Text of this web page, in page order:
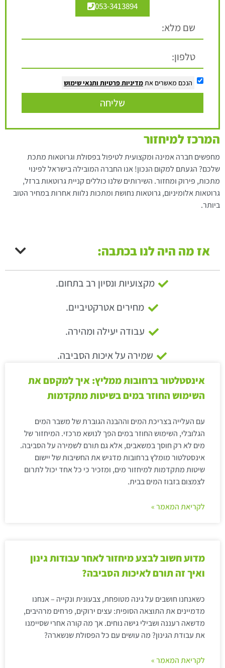
053-3413894
הנכם מאשרים אתמדיניות פרטיות ותנאי שימוש
שליחה
המרכז למיחזור
מחפשים חברה אמינה ומקצועית לטיפול בפסולת וגרוטאות מתכת
שלכם? הגעתם למקום הנכון! אנו החברה המובילה בישראל לפינוי
מתכות, פירוק ומחזור. השירותים שלנו כוללים קניית גרוטאות ברזל,
גרוטאות אלומיניום, גרוטאות נחושת ומתכות נלוות אחרות במחיר הטוב
ביותר.
אז מה היה לנו בכתבה:
מקצועיות ונסיון רב בתחום.
מחירים אטרקטיביים.
עבודה יעילה ומהירה.
שמירה על איכות הסביבה.
אינסטלטור ברחובות ממליץ: איך למקסם את
השימוש החוזר במים בשיטות מתקדמות
עם העלייה בצריכת המים וההבנה הגוברת של משבר המים
הגלובלי, השימוש החוזר במים הפך לנושא מרכזי. המיחזור של
מים לא רק חוסך במשאבים, אלא גם תורם לשמירה על הסביבה.
אינסטלטור מומלץ ברחובות מדגיש את החשיבות של יישום
שיטות מתקדמות למיחזור מים, ומזכיר כי כל אחד יכול לתרום
לצמצום בזבוז המים בבית.
לקריאת המאמר »
מדוע חשוב לבצע מיחזור לאחר עבודות גינון
ואיך זה תורם לאיכות הסביבה?
כשאנחנו חושבים על גינה מטופחת, צבעונית ונקייה – אנחנו
מדמיינים את התוצאה הסופית: עצים ירוקים, פרחים מרהיבים,
מדשאה רעננה ושבילי גישה נוחים. אך מה קורה אחרי שסיימנו
את עבודת הגינון? מה עושים עם כל הפסולת שנשארה?
לקריאת המאמר »